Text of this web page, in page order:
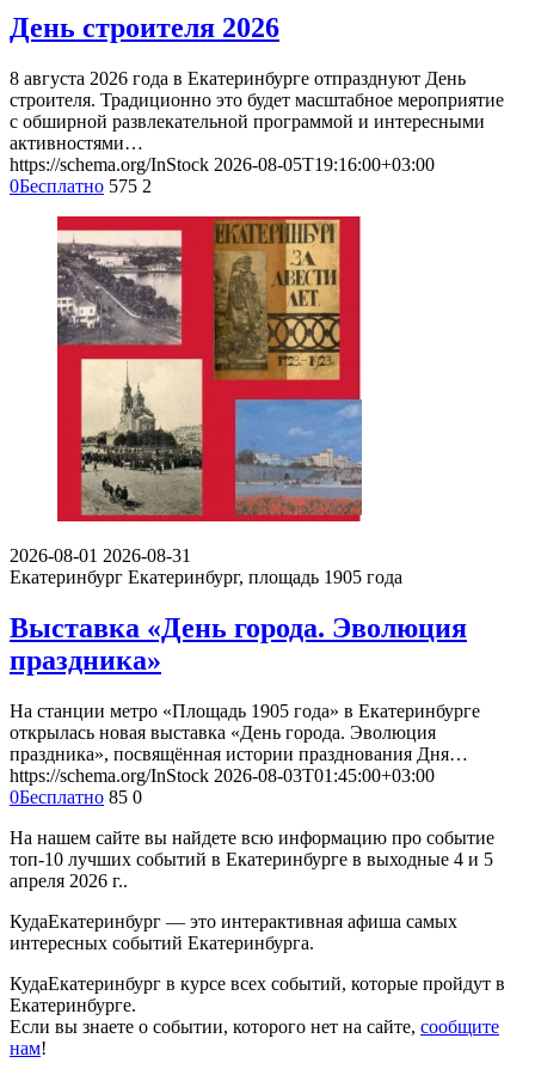
День строителя 2026
8 августа 2026 года в Екатеринбурге отпразднуют День
строителя. Традиционно это будет масштабное мероприятие
с обширной развлекательной программой и интересными
активностями…
https://schema.org/InStock 2026-08-05T19:16:00+03:00
0Бесплатно 575 2
2026-08-01 2026-08-31
Екатеринбург Екатеринбург, площадь 1905 года
Выставка «День города. Эволюция
праздника»
На станции метро «Площадь 1905 года» в Екатеринбурге
открылась новая выставка «День города. Эволюция
праздника», посвящённая истории празднования Дня…
https://schema.org/InStock 2026-08-03T01:45:00+03:00
0Бесплатно 85 0
На нашем сайте вы найдете всю информацию про событие
топ-10 лучших событий в Екатеринбурге в выходные 4 и 5
апреля 2026 г..
КудаЕкатеринбург — это интерактивная афиша самых
интересных событий Екатеринбурга.
КудаЕкатеринбург в курсе всех событий, которые пройдут в
Екатеринбурге.
Если вы знаете о событии, которого нет на сайте, сообщите
нам!